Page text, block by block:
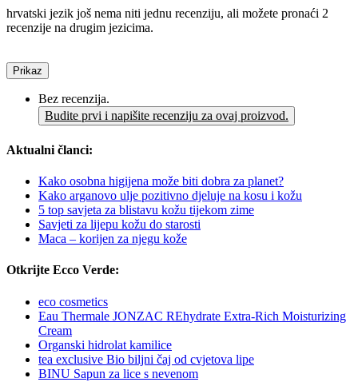
hrvatski jezik još nema niti jednu recenziju, ali možete pronaći 2
recenzije na drugim jezicima.
Prikaz
Bez recenzija.
Budite prvi i napišite recenziju za ovaj proizvod.
Aktualni članci:
Kako osobna higijena može biti dobra za planet?
Kako arganovo ulje pozitivno djeluje na kosu i kožu
5 top savjeta za blistavu kožu tijekom zime
Savjeti za lijepu kožu do starosti
Maca – korijen za njegu kože
Otkrijte Ecco Verde:
eco cosmetics
Eau Thermale JONZAC REhydrate Extra-Rich Moisturizing
Cream
Organski hidrolat kamilice
tea exclusive Bio biljni čaj od cvjetova lipe
BINU Sapun za lice s nevenom